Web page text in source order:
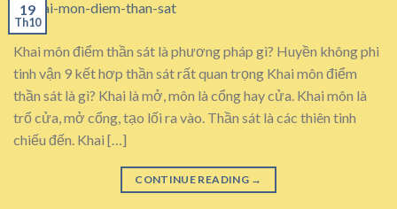
19
Th10
Khai môn điểm thần sát là phương pháp gì? Huyền không phi
tinh vận 9 kết hơp thần sát rất quan trọng Khai môn điểm
thần sát là gì? Khai là mở, môn là cổng hay cửa. Khai môn là
trổ cửa, mở cổng, tạo lối ra vào. Thần sát là các thiên tinh
chiếu đến. Khai […]
CONTINUE READING →